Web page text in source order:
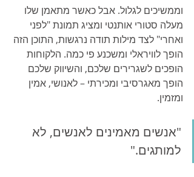
וממשיכים לגלול. אבל כאשר מתאמן שלו
מעלה סטורי אותנטי ומציג תמונת "לפני
ואחרי" לצד מילות תודה נרגשות, התוכן הזה
הופך לוויראלי ומשכנע פי כמה. הלקוחות
הופכים לשגרירים שלכם, והשיווק שלכם
הופך מאגרסיבי ומכירתי – לאנושי, אמין
ומזמין.
"אנשים מאמינים לאנשים, לא
למותגים."